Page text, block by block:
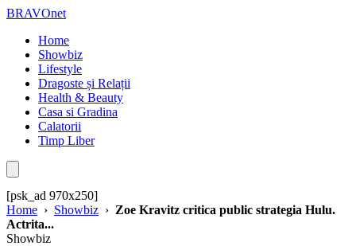
BRAVOnet
Home
Showbiz
Lifestyle
Dragoste și Relații
Health & Beauty
Casa si Gradina
Calatorii
Timp Liber
[psk_ad 970x250]
Home › Showbiz › Zoe Kravitz critica public strategia Hulu.
Actrita...
Showbiz